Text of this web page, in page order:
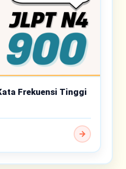
Frekuensi Tinggi